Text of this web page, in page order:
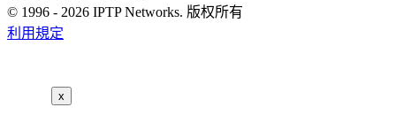
© 1996 - 2026 IPTP Networks. 版权所有
利用規定
x